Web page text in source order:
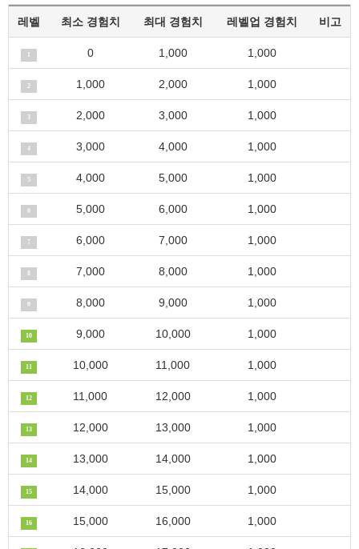
레벨 최소 경험치 최대 경험치 레벨업 경험치 비고
0 1,000 1,000
2 1,000 2,000 1,000
3 2,000 3,000 1,000
4 3,000 4,000 1,000
5 4,000 5,000 1,000
6 5,000 6,000 1,000
7 6,000 7,000 1,000
7,000 8,000 1,000
9 8,000 9,000 1,000
10 9,000 10,000 1,000
11 10,000 11,000 1,000
12 11,000 12,000 1,000
13 12,000 13,000 1,000
14 13,000 14,000 1,000
15 14,000 15,000 1,000
16 15,000 16,000 1,000